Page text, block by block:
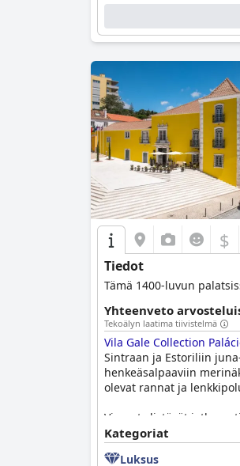
$
Tiedot
Tämä 1400-luvun
Yhteenveto
Tekoälyn laatima tiivistelmä
Vila Gale Collection
Sintraan ja Estoriliin
henkeäsalpaaviin
olevat rannat ja
Vieraat ylistävät
vanhentuneen
Siisteys on hotellin
Kategoriat
Luksus